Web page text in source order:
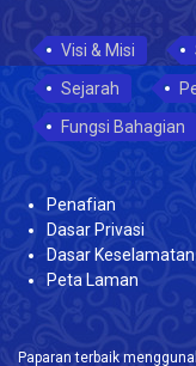
Visi & Misi
Sejarah
Fungsi Bahagian
Penafian
Dasar Privasi
Dasar Keselamatan
Peta Laman
Paparan terbaik